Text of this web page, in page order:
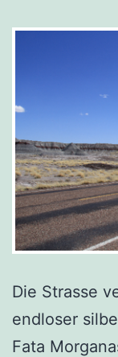
Die Strasse
endloser
Fata